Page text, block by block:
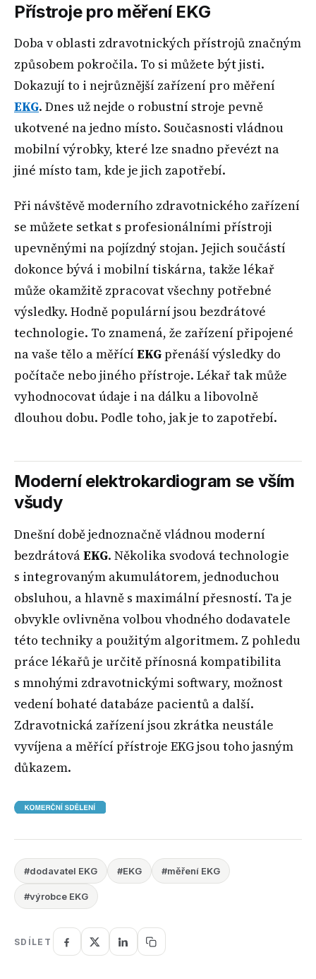
Přístroje pro měření EKG
Doba v oblasti zdravotnických přístrojů značným
způsobem pokročila. To si můžete být jisti.
Dokazují to i nejrůznější zařízení pro měření
EKG. Dnes už nejde o robustní stroje pevně
ukotvené na jedno místo. Současnosti vládnou
mobilní výrobky, které lze snadno převézt na
jiné místo tam, kde je jich zapotřebí.
Při návštěvě moderního zdravotnického zařízení
se můžete setkat s profesionálními přístroji
upevněnými na pojízdný stojan. Jejich součástí
dokonce bývá i mobilní tiskárna, takže lékař
může okamžitě zpracovat všechny potřebné
výsledky. Hodně populární jsou bezdrátové
technologie. To znamená, že zařízení připojené
na vaše tělo a měřící EKGpřenáší výsledky do
počítače nebo jiného přístroje. Lékař tak může
vyhodnocovat údaje i na dálku a libovolně
dlouhou dobu. Podle toho, jak je to zapotřebí.
Moderní elektrokardiogram se vším
všudy
Dnešní době jednoznačně vládnou moderní
bezdrátováEKG. Několika svodová technologie
s integrovaným akumulátorem, jednoduchou
obsluhou, a hlavně s maximální přesností. Ta je
obvykle ovlivněna volbou vhodného dodavatele
této techniky a použitým algoritmem. Z pohledu
práce lékařů je určitě přínosná kompatibilita
s mnohými zdravotnickými softwary, možnost
vedení bohaté databáze pacientů a další.
Zdravotnická zařízení jsou zkrátka neustále
vyvíjena a měřící přístroje EKG jsou toho jasným
důkazem.
#dodavatel EKG #EKG #měření EKG
#výrobce EKG
SDÍLET